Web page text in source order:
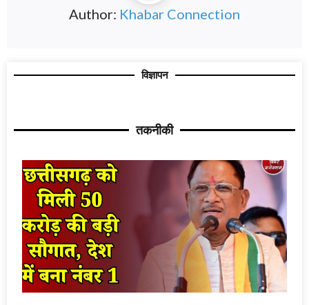
Author: Khabar Connection
विज्ञापन
तकनीकी